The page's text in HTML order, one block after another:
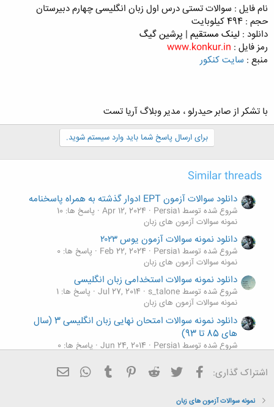
نام فایل : سوالات تستی درس اول زبان انگلیسی چهارم دبیرستان‎
حجم : 494 کیلوبایت
دانلود : لینک مستقیم ‍ | پرشین گیگ
رمز فایل : www.konkur.in
منبع : سایت کنکور
با تشکر از صابر حیدرلو ، مدیر وبلاگ آریا تست​
برای ارسال پاسخ شما باید وارد سیستم شوید.
Similar threads
دانلود سوالات آزمون EPT ادوار گذشته به همراه پاسخنامه
شروع شده توسط Persia1 Apr 12, 2024 پاسخ ها: 10
نمونه سوالات آزمون های زبان
دانلود نمونه سوالات آزمون یوس ۲۰۲۳
شروع شده توسط Persia1 Feb 22, 2024
پاسخ ها: 0
نمونه سوالات آزمون های زبان
دانلود نمونه سوالات استخدامی زبان انگلیسی
شروع شده توسط s_talone Jul 27, 2014 پاسخ ها: 1
نمونه سوالات آزمون های زبان
دانلود نمونه سوالات امتحان نهایی زبان انگلیسی 3 (سال
های 85 تا 93)
شروع شده توسط Persia1 Jun 24, 2014 پاسخ ها: 0
نمونه سوالات ریدینگ
نمونه سوالات آزمون های زبان
اشتراک گذاری: فیسبوک تویتر Reddit
Pinterest
Tumblr
WhatsApp
نمونه سوالات آزمون های زبان